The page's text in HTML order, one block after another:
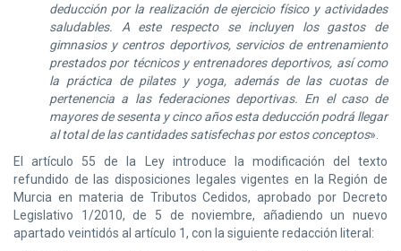
deducción por la realización de ejercicio físico y actividades
saludables. A este respecto se incluyen los gastos de
gimnasios y centros deportivos, servicios de entrenamiento
prestados por técnicos y entrenadores deportivos, así como
la práctica de pilates y yoga, además de las cuotas de
pertenencia a las federaciones deportivas. En el caso de
mayores de sesenta y cinco años esta deducción podrá llegar
al total de las cantidades satisfechas por estos conceptos».
El artículo 55 de la Ley introduce la modificación del texto
refundido de las disposiciones legales vigentes en la Región de
Murcia en materia de Tributos Cedidos, aprobado por Decreto
Legislativo 1/2010, de 5 de noviembre, añadiendo un nuevo
apartado veintidós al artículo 1, con la siguiente redacción literal: